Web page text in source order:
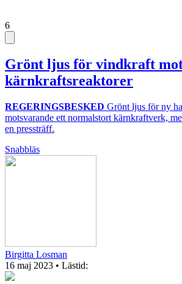
6
Grönt ljus för vindkraft
kärnkraftsreaktorer
REGERINGSBESKED Grönt ljus för ny
motsvarande ett normalstort kärnkraftverk,
en pressträff.
Snabbläs
Birgitta Losman
16 maj 2023 • Lästid: